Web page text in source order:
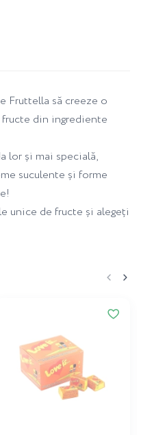
Fruttella să creeze o
fructe din ingrediente
lor și mai specială,
suculente și forme
unice de fructe și alegeți